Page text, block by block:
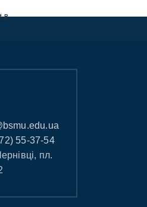
в
55-37-54
пл.